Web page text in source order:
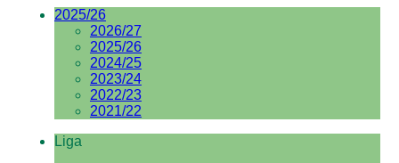
2025/26
2026/27
2025/26
2024/25
2023/24
2022/23
2021/22
Liga